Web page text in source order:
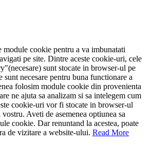
module cookie pentru a va imbunatati
pe site. Dintre aceste cookie-uri, cele
sunt stocate in browser-ul pe
sunt necesare pentru buna functionare a
folosim module cookie din provenienta
ne ajuta sa analizam si sa intelegem cum
cookie-uri vor fi stocate in browser-ul
Aveti de asemenea optiunea sa
cookie. Dar renuntand la acestea, poate
de vizitare a website-ului. Read More